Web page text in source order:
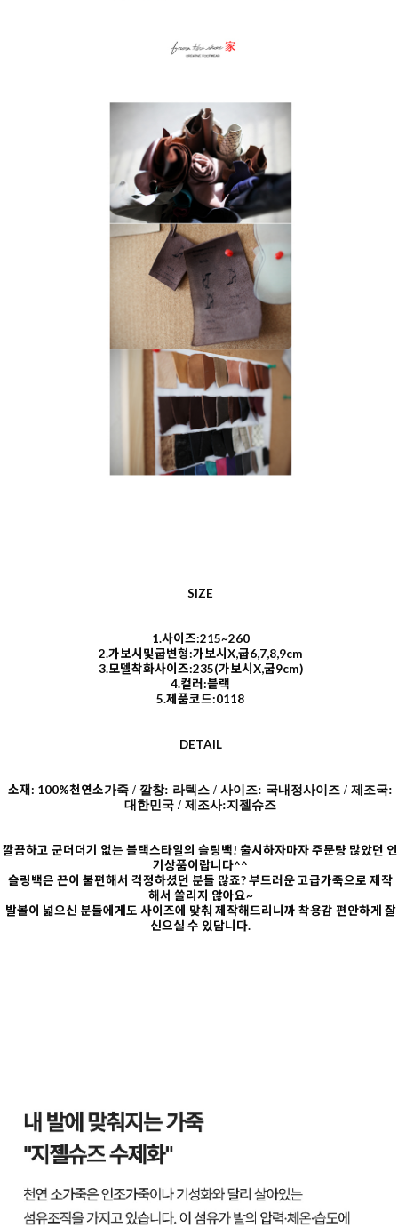
SIZE
1.사이즈:215~260
2.가보시및굽변형:가보시X,굽6,7,8,9cm
3.모델착화사이즈:235(가보시X,굽9cm)
4.컬러:블랙
5.제품코드:0118
DETAIL
소재: 100%천연소가죽 / 깔창: 라텍스 / 사이즈: 국내정사이즈 / 제조국:
대한민국 / 제조사:지젤슈즈
깔끔하고 군더더기 없는 블랙스타일의 슬링백! 출시하자마자 주문량 많았던 인
기상품이랍니다^^
슬링백은 끈이 불편해서 걱정하셨던 분들 많죠? 부드러운 고급가죽으로 제작
해서 쓸리지 않아요~
발볼이 넓으신 분들에게도 사이즈에 맞춰 제작해드리니까 착용감 편안하게 잘
신으실 수 있답니다.